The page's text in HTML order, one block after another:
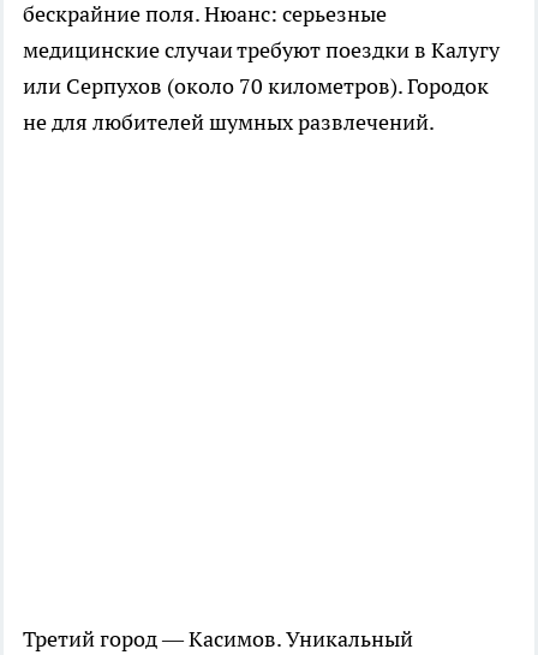
бескрайние поля. Нюанс: серьезные
медицинские случаи требуют поездки в Калугу
или Серпухов (около 70 километров). Городок
не для любителей шумных развлечений.
Третий город — Касимов. Уникальный